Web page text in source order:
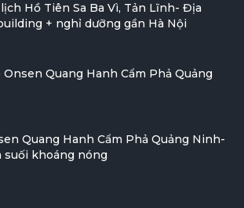
Hồ Tiên Sa Ba Vì, Tản Lĩnh- Địa
+ nghỉ dưỡng gần Hà Nội
Onsen Quang Hanh Cẩm Phả Quảng
Quang Hanh Cẩm Phả Quảng Ninh-
suối khoáng nóng